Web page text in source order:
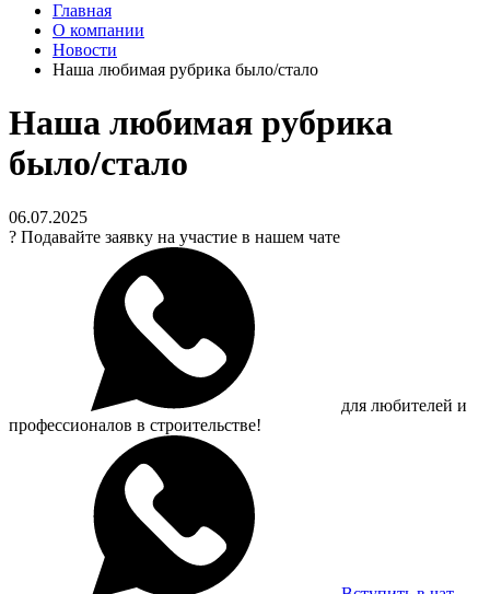
Главная
О компании
Новости
Наша любимая рубрика было/стало
Наша любимая рубрика
было/стало
06.07.2025
? Подавайте заявку на участие в нашем чате
для любителей и
профессионалов в строительстве!